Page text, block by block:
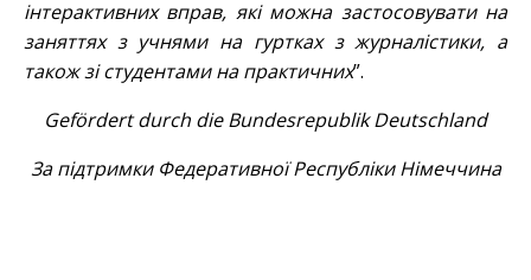
інтерактивних вправ, які можна застосовувати на
заняттях з учнями на гуртках з журналістики, а
також зі студентами на практичних”.
Gefördert durсh die Bundesrepublik Deutschland
За підтримки Федеративної Республіки Німеччина